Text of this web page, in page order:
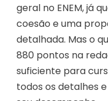
geral no ENEM, já
coesão e uma
detalhada. Mas o
880 pontos na
suficiente para
todos os detalhes